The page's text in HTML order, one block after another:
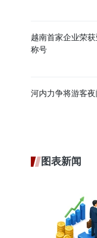
越南首家企业荣
称号
河内力争将游客
图表新闻